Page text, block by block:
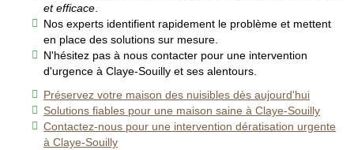
et efficace.
Nos experts identifient rapidement le problème et mettent
en place des solutions sur mesure.
N'hésitez pas à nous contacter pour une intervention
d'urgence à Claye-Souilly et ses alentours.
Préservez votre maison des nuisibles dès aujourd'hui
Solutions fiables pour une maison saine à Claye-Souilly
Contactez-nous pour une intervention dératisation urgente
à Claye-Souilly